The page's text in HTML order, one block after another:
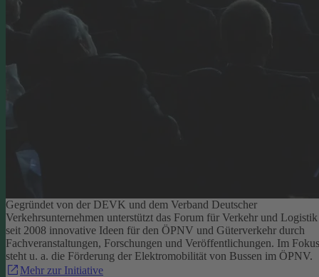
Gegründet von der DEVK und dem Verband Deutscher
Verkehrsunternehmen unterstützt das Forum für Verkehr und Logistik
seit 2008 innovative Ideen für den ÖPNV und Güterverkehr durch
Fachveranstaltungen, Forschungen und Veröffentlichungen. Im Fokus
steht u. a. die Förderung der Elektromobilität von Bussen im ÖPNV.
Mehr zur Initiative